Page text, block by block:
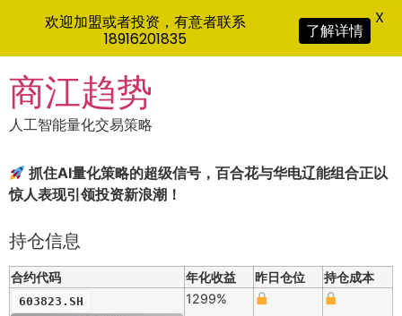
to
content
商江趋势
人工智能量化交易策略
抓住AI量化策略的超级信号，百合花与华电辽能组合正以
惊人表现引领投资新浪潮！
持仓信息
合约代码 年化收益 昨日仓位 持仓成本
603823.SH
1299%
欢迎加盟或者投资，有意者联系
18916201835
了解详情
X